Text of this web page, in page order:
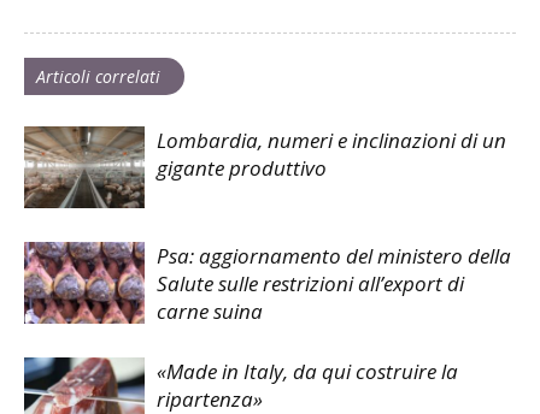
Articoli correlati
Lombardia, numeri e inclinazioni di un
gigante produttivo
Psa: aggiornamento del ministero della
Salute sulle restrizioni all’export di
carne suina
«Made in Italy, da qui costruire la
ripartenza»